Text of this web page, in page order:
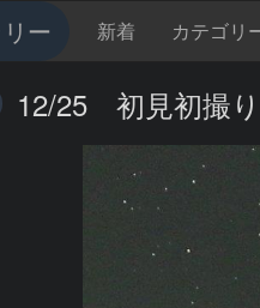
ー 新着 カテゴリ
12/25 初見初撮り